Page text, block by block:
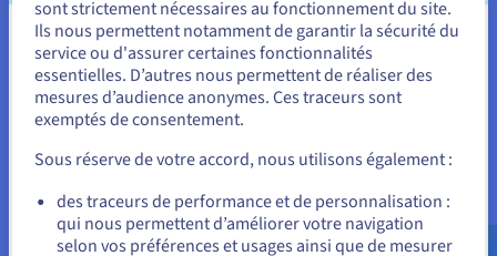
Utiliser des outils de sécurité performants
La sécurité du réseau est primordiale dans le paysage
actuel des menaces. Mettez en œuvre des protocoles de
sécurité robustes pour protéger votre réseau contre les
accès non autorisés et les cyberattaques.
Vous semblez être localisé en États-
Unis.
Pour commander, rendez-vous sur le site de votre pays (États-
Allez sur le site États-Unis
us.ovhcloud.com/
Anglais USD - $
sont strictement nécessaires au fonctionnement du site.
Ils nous permettent notamment de garantir la sécurité du
service ou d'assurer certaines fonctionnalités
essentielles. D’autres nous permettent de réaliser des
mesures d’audience anonymes. Ces traceurs sont
exemptés de consentement.
Sous réserve de votre accord, nous utilisons également :
des traceurs de performance et de personnalisation :
qui nous permettent d’améliorer votre navigation
selon vos préférences et usages ainsi que de mesurer